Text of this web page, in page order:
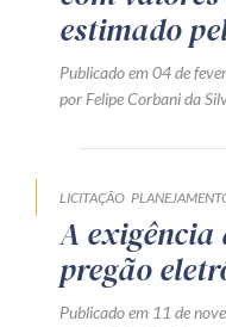
estimado
Publicado em 04 de
por Felipe Corbani da
LICITAÇÃO
A exigência
pregão
Publicado em 11 de